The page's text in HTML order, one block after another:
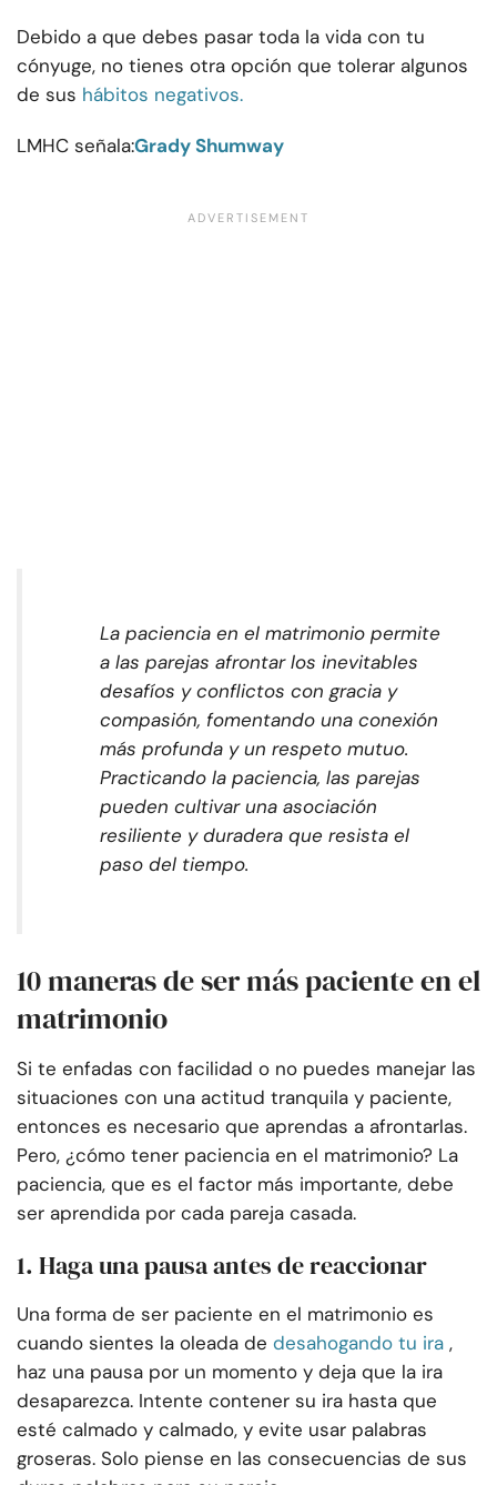
Debido a que debes pasar toda la vida con tu
cónyuge, no tienes otra opción que tolerar algunos
de sus hábitos negativos.
LMHC señala:Grady Shumway
La paciencia en el matrimonio permite
a las parejas afrontar los inevitables
desafíos y conflictos con gracia y
compasión, fomentando una conexión
más profunda y un respeto mutuo.
Practicando la paciencia, las parejas
pueden cultivar una asociación
resiliente y duradera que resista el
paso del tiempo.
10 maneras de ser más paciente en el
matrimonio
Si te enfadas con facilidad o no puedes manejar las
situaciones con una actitud tranquila y paciente,
entonces es necesario que aprendas a afrontarlas.
Pero, ¿cómo tener paciencia en el matrimonio? La
paciencia, que es el factor más importante, debe
ser aprendida por cada pareja casada.
1. Haga una pausa antes de reaccionar
Una forma de ser paciente en el matrimonio es
cuando sientes la oleada de desahogando tu ira ,
haz una pausa por un momento y deja que la ira
desaparezca. Intente contener su ira hasta que
esté calmado y calmado, y evite usar palabras
groseras. Solo piense en las consecuencias de sus